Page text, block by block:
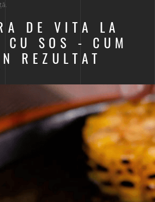
DE VITA LA
CU SOS - CUM
REZULTAT